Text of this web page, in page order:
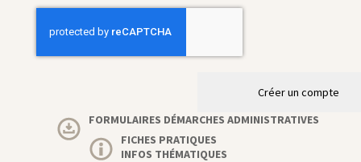
Créer un compte
FORMULAIRES DÉMARCHES ADMINISTRATIVES
FICHES PRATIQUES
INFOS THÉMATIQUES